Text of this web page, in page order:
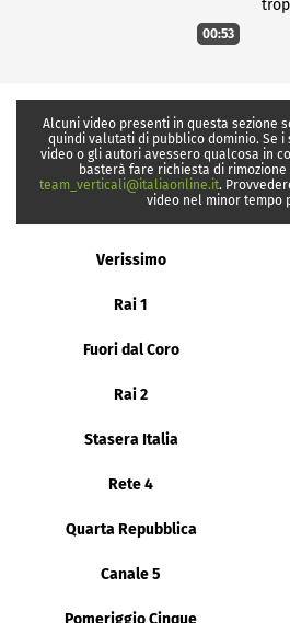
00:53
Alcuni video presenti in questa sezione
quindi valutati di pubblico dominio. Se i
video o gli autori avessero qualcosa in
basterà fare richiesta di
team_verticali@italiaonline.it.
video nel minor tempo
Verissimo
Rai 1
Fuori dal Coro
Rai 2
Stasera Italia
Rete 4
Quarta Repubblica
Canale 5
Pomeriggio Cinque